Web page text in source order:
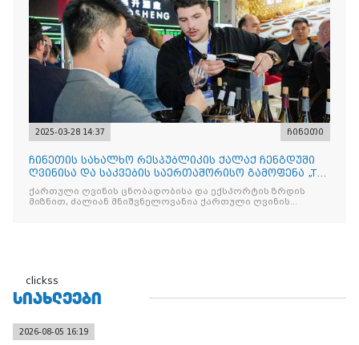
2025-03-28 14:37 ჩინეთი
ჩინეთის სახალხო რესპუბლიკის ქალაქ ჩენგდუში
ღვინისა და საკვების საერთაშორისო გამოფენა „The
China Food
ქართული ღვინის ცნობადობისა და ექსპორტის ზრდის
მიზნით, ძალიან მნიშვნელოვანია ქართული ღვინის
clickss
ᲡᲘᲐᲮᲚᲔᲔᲑᲘ
2026-08-05 16:19